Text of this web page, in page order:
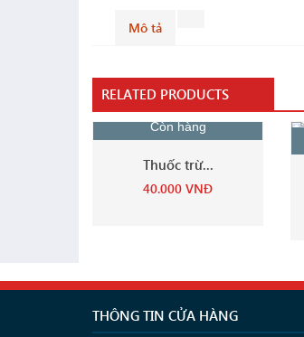
Mô tả
RELATED PRODUCTS
Còn hàng
Thuốc trừ...
40.000VNĐ
THÔNG TIN CỬA HÀNG